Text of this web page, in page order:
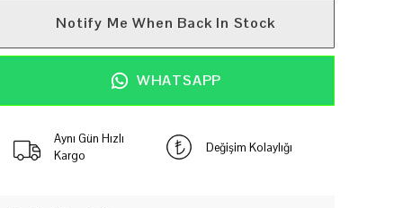
Notify Me When Back In Stock
WHATSAPP
Aynı Gün Hızlı
Kargo
Değişim Kolaylığı